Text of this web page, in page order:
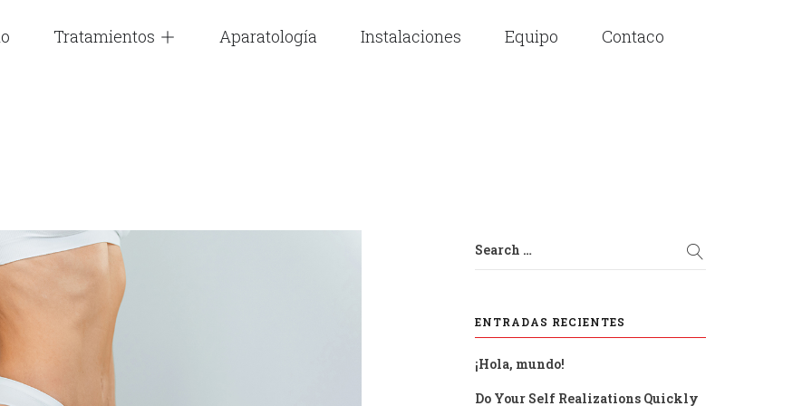
Tratamientos Aparatología Instalaciones Equipo Contaco
Search …
ENTRADAS RECIENTES
¡Hola, mundo!
Do Your Self Realizations Quickly